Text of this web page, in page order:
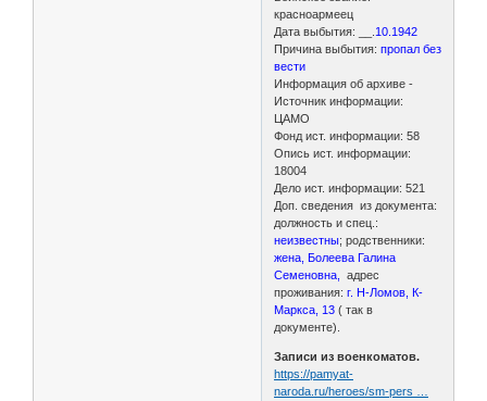
красноармеец
Дата выбытия: __.10.1942
Причина выбытия:пропал без
вести
Информация об архиве -
Источник информации:
ЦАМО
Фонд ист. информации: 58
Опись ист. информации:
18004
Дело ист. информации: 521
Доп. сведения из документа:
должность и спец.:
неизвестны; родственники:
жена, Болеева Галина
Семеновна, адрес
проживания: г. Н-Ломов, К-
Маркса, 13 ( так в
документе).
Записи из военкоматов.
https://pamyat-
naroda.ru/heroes/sm-pers …